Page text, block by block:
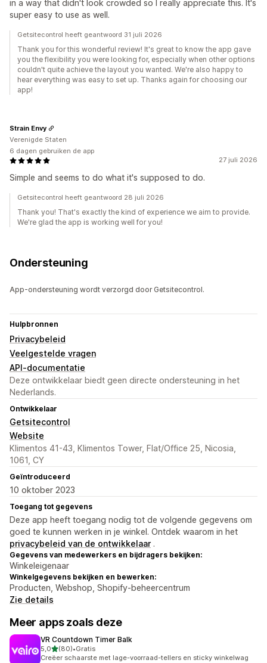
in a way that didn't look crowded so I really appreciate this. It's
super easy to use as well.
Getsitecontrol heeft geantwoord 31 juli 2026
Thank you for this wonderful review! It's great to know the app gave
you the flexibility you were looking for, especially when other options
couldn't quite achieve the layout you wanted. We're also happy to
hear everything was easy to set up. Thanks again for choosing our
app!
27 juli 2026
Simple and seems to do what it's supposed to do.
Strain Envy
Verenigde Staten
6 dagen gebruiken de app
Getsitecontrol heeft geantwoord 28 juli 2026
Thank you! That's exactly the kind of experience we aim to provide.
We're glad the app is working well for you!
Ondersteuning
App-ondersteuning wordt verzorgd door Getsitecontrol.
Hulpbronnen
Privacybeleid
Veelgestelde vragen
API-documentatie
Deze ontwikkelaar biedt geen directe ondersteuning in het
Nederlands.
Ontwikkelaar
Getsitecontrol
Website
Klimentos 41-43, Klimentos Tower, Flat/Office 25, Nicosia,
1061, CY
Geïntroduceerd
10 oktober 2023
Toegang tot gegevens
Deze app heeft toegang nodig tot de volgende gegevens om
goed te kunnen werken in je winkel. Ontdek waarom in het
privacybeleid van de ontwikkelaar .
Gegevens van medewerkers en bijdragers bekijken:
Winkeleigenaar
Winkelgegevens bekijken en bewerken:
Producten, Webshop, Shopify-beheercentrum
Zie details
Meer apps zoals deze
VR Countdown Timer Balk
5,0van 5 sterren
(80)
80 recensies in totaal
•Gratis
Creëer schaarste met lage-voorraad-tellers en sticky winkelwag